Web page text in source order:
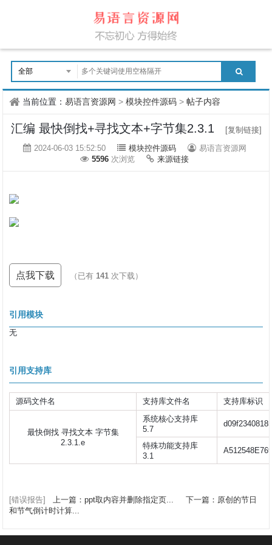
当前位置：易语言资源网 >模块控件源码 >帖子内容
汇编 最快倒找+寻找文本+字节集2.3.1
[复制链接]
2024-06-03 15:52:50
模块控件源码
易语言资源网
5596 次浏览 来源链接
点我下载 （已有141 次下载）
引用模块
无
引用支持库
源码文件名 支持库文件名 支持库标识
最快倒找 寻找文本 字节集
2.3.1.e
系统核心支持库
5.7
特殊功能支持库
3.1
[错误报告] 上一篇：ppt取内容并删除指定页...
下一篇：原创的节日
和节气倒计时计算...